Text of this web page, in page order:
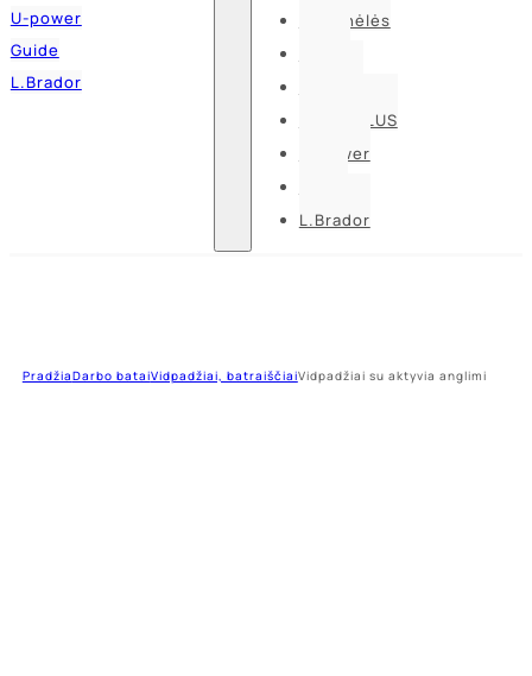
U-power
Guide
L.Brador
Vaistinėlės
DELTA PLUS
U-power
L.Brador
PradžiaDarbo bataiVidpadžiai, batraiščiaiVidpadžiai su aktyvia anglimi